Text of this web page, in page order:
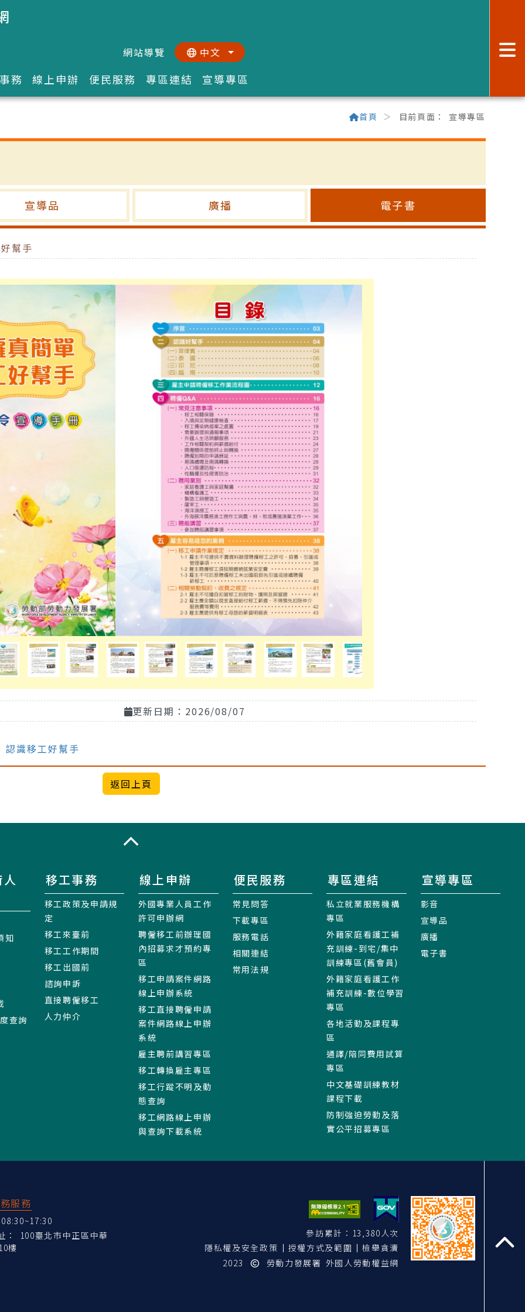
:::網站導覽 中文
務 線上申辦 便民服務 專區連結 宣導專區
首頁 目前頁面： 宣導專區
宣導品 廣播 電子書
幫手
更新日期：2026/08/07
識移工好幫手
知
查詢
移工事務
移工政策及申請規
定
移工來臺前
移工工作期間
移工出國前
諮詢申訴
直接聘僱移工
人力仲介
線上申辦
外國專業人員工作
許可申辦網
聘僱移工前辦理國
內招募求才預約專
區
移工申請案件網路
線上申辦系統
移工直接聘僱申請
案件網路線上申辦
系統
雇主聘前講習專區
移工轉換雇主專區
移工行蹤不明及動
態查詢
移工網路線上申辦
與查詢下載系統
便民服務
常見問答
下載專區
服務電話
相關連結
常用法規
專區連結
私立就業服務機構
專區
外籍家庭看護工補
充訓練-到宅/集中
訓練專區(舊會員)
外籍家庭看護工作
補充訓練-數位學習
專區
各地活動及課程專
區
通譯/陪同費用試算
專區
中文基礎訓練教材
課程下載
防制強迫勞動及落
實公平招募專區
宣導專區
影音
宣導品
廣播
電子書
服務
： 100臺北市中正區中華
樓
參訪累計：13,380人次
隱私權及安全政策
授權方式及範圍
檢舉貪瀆
2023
勞動力發展署 外國人勞動權益網